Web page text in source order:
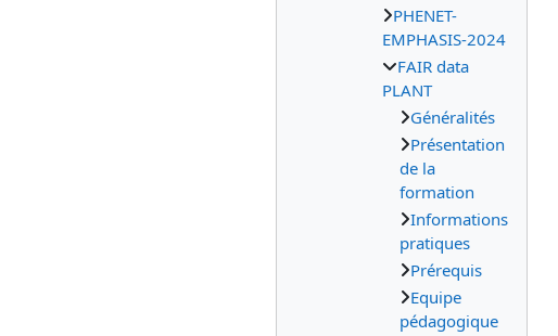
PHENET-
EMPHASIS-2024
FAIR data
PLANT
Généralités
Présentation
de la
formation
Informations
pratiques
Prérequis
Equipe
pédagogique